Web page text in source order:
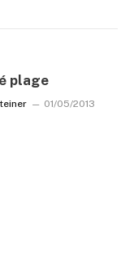
plage
01/05/2013